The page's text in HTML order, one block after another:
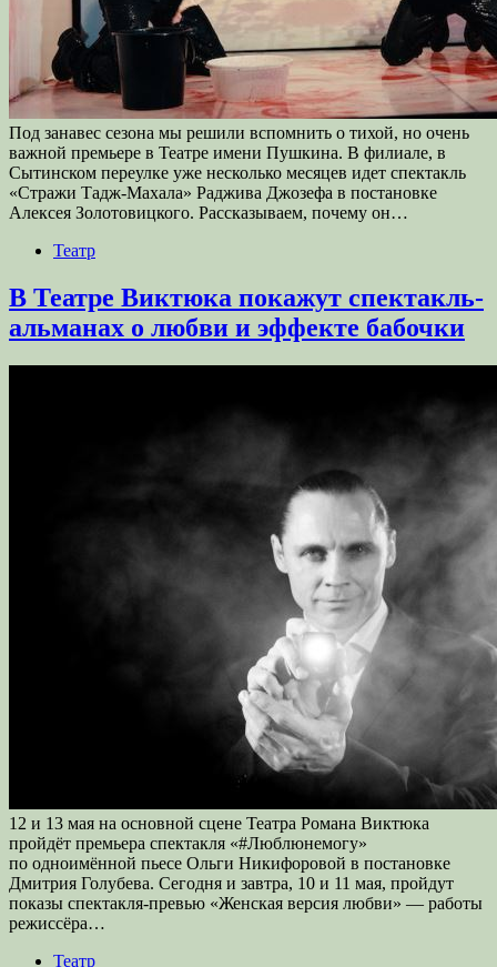
Под занавес сезона мы решили вспомнить о тихой, но очень
важной премьере в Театре имени Пушкина. В филиале, в
Сытинском переулке уже несколько месяцев идет спектакль
«Стражи Тадж-Махала» Раджива Джозефа в постановке
Алексея Золотовицкого. Рассказываем, почему он…
Театр
В Театре Виктюка покажут спектакль-
альманах о любви и эффекте бабочки
12 и 13 мая на основной сцене Театра Романа Виктюка
пройдёт премьера спектакля «#Люблюнемогу»
по одноимённой пьесе Ольги Никифоровой в постановке
Дмитрия Голубева. Сегодня и завтра, 10 и 11 мая, пройдут
показы спектакля-превью «Женская версия любви» — работы
режиссёра…
Театр